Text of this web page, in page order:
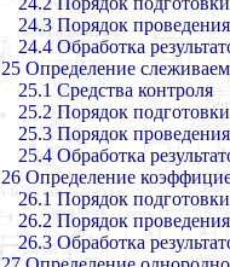
24.3 Порядок
24.4 Обработка
25 Определение
25.1 Средства контроля
25.2 Порядок
25.3 Порядок
25.4 Обработка
26 Определение
26.1 Порядок
26.2 Порядок
26.3 Обработка